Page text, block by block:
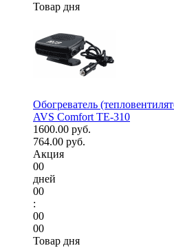
Товар дня
Обогреватель
AVS Comfort TE-310
1600.00 руб.
764.00 руб.
Акция
00
дней
00
:
00
00
Товар дня